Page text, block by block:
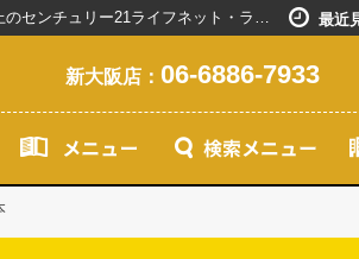
エスタート塚本／新大阪駅で賃貸マンションを探すなら創業20年以上のセンチュリー21ライフネット・ライブグループ 最近
新大阪店： 06-6886-7933